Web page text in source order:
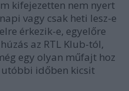
kifejezetten nem nyert
vagy csak heti lesz-e
érkezik-e, egyelőre
az RTL Klub-tól,
egy olyan műfajt hoz
utóbbi időben kicsit